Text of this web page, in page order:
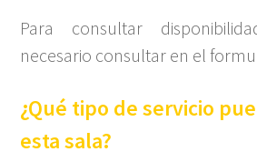
Para consultar
necesario consultar en el
¿Qué tipo de servicio
esta sala?